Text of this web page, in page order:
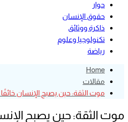
حوار
حقوق الإنسان
ذاكرة ووثائق
تكنولوجيا وعلوم
رياضة
Home
مقالات
موت الثقة: حين يصبح الإنسان
موت الثقة: حين يصبح